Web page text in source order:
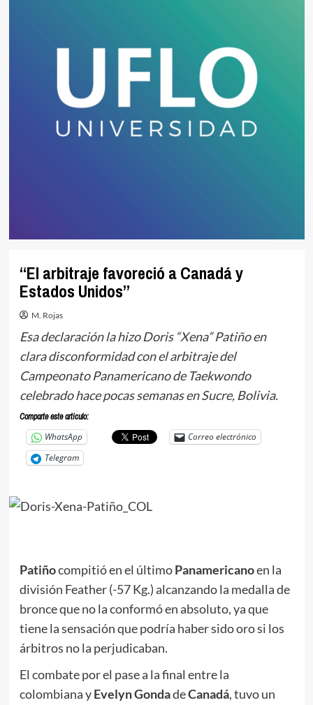
“El arbitraje favoreció a Canadá y
Estados Unidos”
M. Rojas
Esa declaración la hizo Doris “Xena” Patiño en
clara disconformidad con el arbitraje del
Campeonato Panamericano de Taekwondo
celebrado hace pocas semanas en Sucre, Bolivia.
Comparte este articulo:
WhatsApp
Correo electrónico
Telegram
Patiñocompitió en el últimoPanamericanoen la
división Feather (-57 Kg.) alcanzando la medalla de
bronce que no la conformó en absoluto, ya que
tiene la sensación que podría haber sido oro si los
árbitros no la perjudicaban.
El combate por el pase a la final entre la
colombiana yEvelyn GondadeCanadá, tuvo un